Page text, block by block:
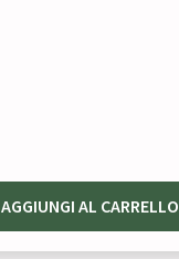
AGGIUNGI AL CARRELLO